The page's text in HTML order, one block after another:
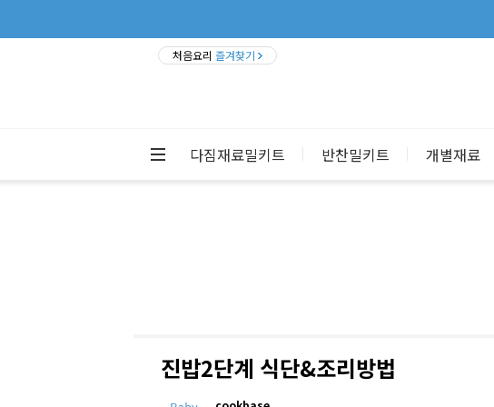
처음요리 즐겨찾기
다짐재료밀키트 반찬밀키트 개별재료
진밥2단계 식단&조리방법